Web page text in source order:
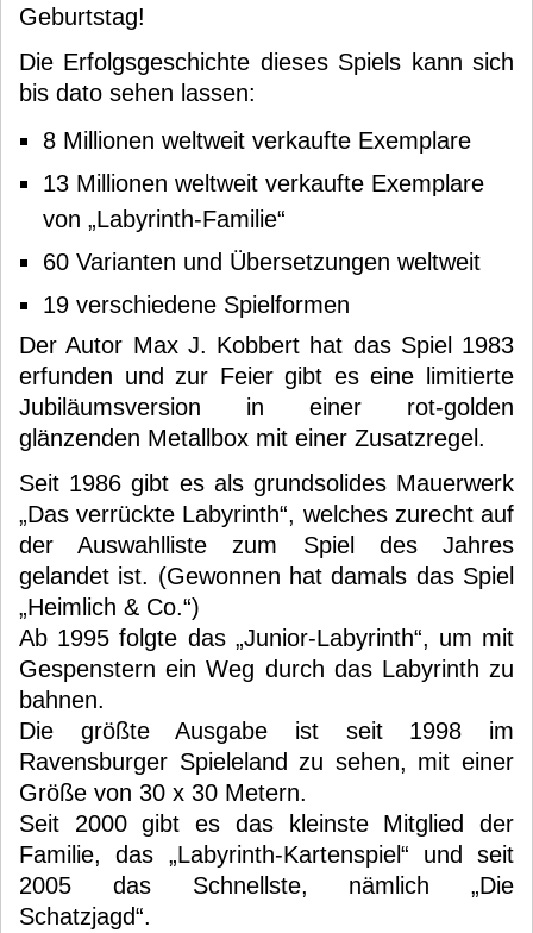
Geburtstag!
Die Erfolgsgeschichte dieses Spiels kann sich
bis dato sehen lassen:
8 Millionen weltweit verkaufte Exemplare
13 Millionen weltweit verkaufte Exemplare
von „Labyrinth-Familie“
60 Varianten und Übersetzungen weltweit
19 verschiedene Spielformen
Der Autor Max J. Kobbert hat das Spiel 1983
erfunden und zur Feier gibt es eine limitierte
Jubiläumsversion in einer rot-golden
glänzenden Metallbox mit einer Zusatzregel.
Seit 1986 gibt es als grundsolides Mauerwerk
„Das verrückte Labyrinth“, welches zurecht auf
der Auswahlliste zum Spiel des Jahres
gelandet ist. (Gewonnen hat damals das Spiel
„Heimlich & Co.“)
Ab 1995 folgte das „Junior-Labyrinth“, um mit
Gespenstern ein Weg durch das Labyrinth zu
bahnen.
Die größte Ausgabe ist seit 1998 im
Ravensburger Spieleland zu sehen, mit einer
Größe von 30 x 30 Metern.
Seit 2000 gibt es das kleinste Mitglied der
Familie, das „Labyrinth-Kartenspiel“ und seit
2005 das Schnellste, nämlich „Die
Schatzjagd“.